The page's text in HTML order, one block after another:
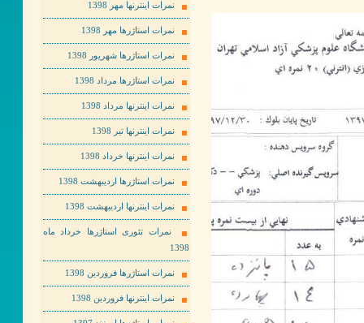
نمرات اینترنها مهر 1398
نمرات استاژرها مهر 1398
نمرات استاژرها شهریور 1398
نمرات استاژرها مرداد 1398
نمرات اینترنها مرداد 1398
نمرات اینترنها تیر 1398
نمرات اینترنها خرداد 1398
نمرات استاژرها اردیبهشت 1398
نمرات اینترنها اردیبهشت 1398
نمرات تئوری استاژرها خرداد ماه
1398
نمرات استاژرها فروردین 1398
نمرات اینترنها فروردین 1398